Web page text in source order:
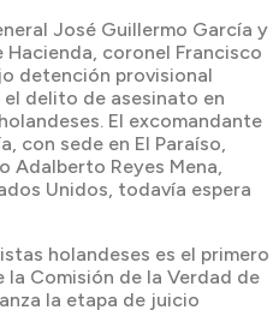
José Guillermo García y
coronel Francisco
detención provisional
delito de asesinato en
El excomandante
con sede en El Paraíso,
Adalberto Reyes Mena,
Unidos, todavía espera
holandeses es el primero
Comisión de la Verdad de
la etapa de juicio